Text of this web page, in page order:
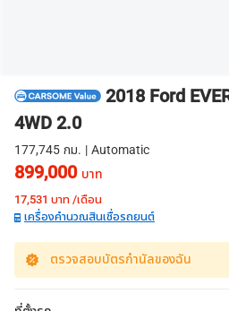
2018 Ford
4WD 2.0
177,745 กม. | Automatic
899,000 บาท
17,531 บาท /เดือน
เครื่องคำนวณสินเชื่อรถยนต์
ตรวจสอบบัตรกำนัลของฉัน